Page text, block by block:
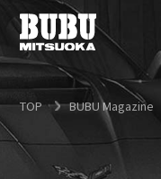
TOP BUBU Magazine